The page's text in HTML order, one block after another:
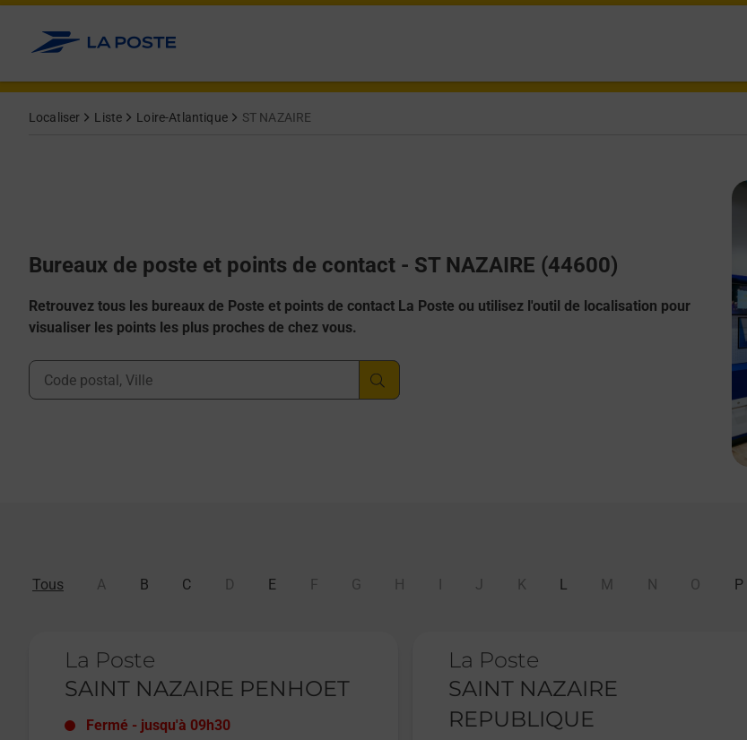
Allez au contenu
Localiser Liste Loire-Atlantique ST NAZAIRE
Bureaux de poste et points de contact - ST NAZAIRE (44600)
Retrouvez tous les bureaux de Poste et points de contact La Poste ou utilisez l'outil de localisation pour
visualiser les points les plus proches de chez vous.
Ville, Département, Code Postal
Tous A B C D E F G H I J K L M N O P
La Poste
SAINT NAZAIRE PENHOET
Fermé - jusqu'à 09h30
La Poste
SAINT NAZAIRE
REPUBLIQUE
Afficher ou masquer la réponse
Afficher ou masquer la réponse
Afficher ou masquer la réponse
Afficher ou masquer la réponse
Afficher ou masquer la réponse